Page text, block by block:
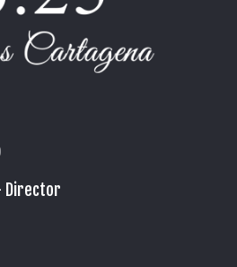
Director